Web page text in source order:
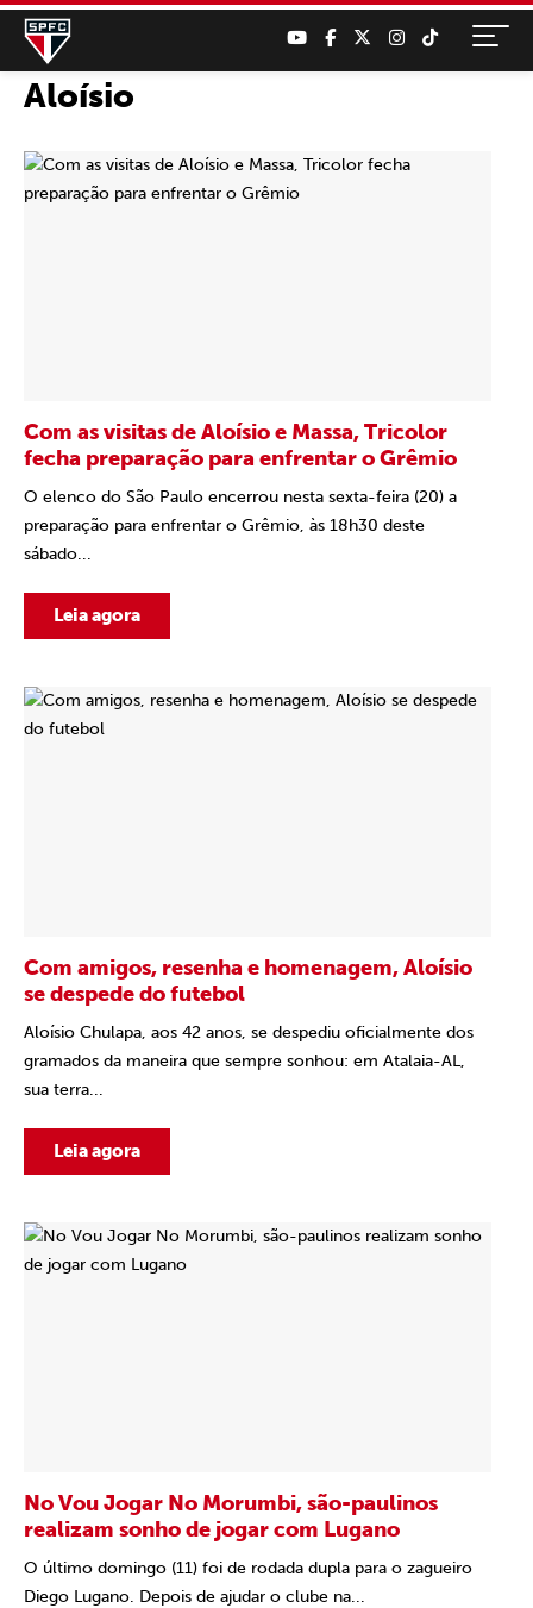
Aloísio
Com as visitas de Aloísio e Massa, Tricolor
fecha preparação para enfrentar o Grêmio
O elenco do São Paulo encerrou nesta sexta-feira (20) a
preparação para enfrentar o Grêmio, às 18h30 deste
sábado...
Leia agora
Com amigos, resenha e homenagem, Aloísio
se despede do futebol
Aloísio Chulapa, aos 42 anos, se despediu oficialmente dos
gramados da maneira que sempre sonhou: em Atalaia-AL,
sua terra...
Leia agora
No Vou Jogar No Morumbi, são-paulinos
realizam sonho de jogar com Lugano
O último domingo (11) foi de rodada dupla para o zagueiro
Diego Lugano. Depois de ajudar o clube na...